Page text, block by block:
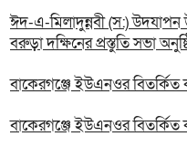
ঈদ-এ-মিলাদুন্নবী (স:)
বরুড়া দক্ষিনের প্রস্তুতি সভা
বাকেরগঞ্জে ইউএনওর বিতর্কিত
বাকেরগঞ্জে ইউএনওর বিতর্কিত